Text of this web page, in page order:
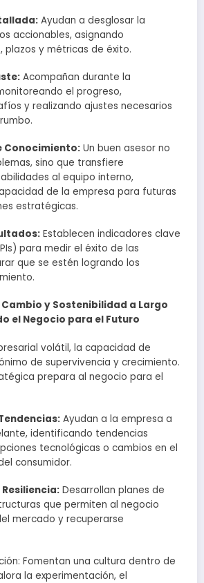
Ayudan a desglosar la
accionables, asignando
plazos y métricas de éxito.
Acompañan durante la
el progreso,
y realizando ajustes necesarios
Conocimiento: Un buen asesor no
sino que transfiere
al equipo interno,
de la empresa para futuras
estratégicas.
Establecen indicadores clave
para medir el éxito de las
que se estén logrando los
y Sostenibilidad a Largo
el Negocio para el Futuro
volátil, la capacidad de
de supervivencia y crecimiento.
prepara al negocio para el
Ayudan a la empresa a
identificando tendencias
tecnológicas o cambios en el
consumidor.
Desarrollan planes de
que permiten al negocio
mercado y recuperarse
Fomentan una cultura dentro de
la experimentación, el